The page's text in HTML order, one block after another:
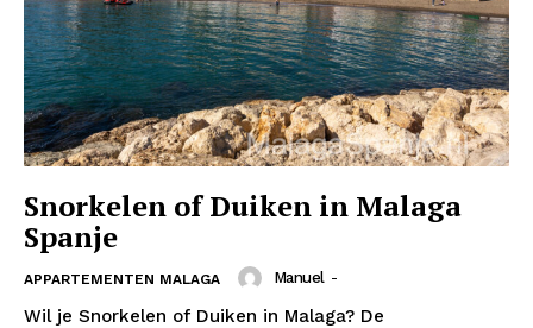
Snorkelen of Duiken in Malaga
Spanje
APPARTEMENTEN MALAGA Manuel -
Wil je Snorkelen of Duiken in Malaga? De